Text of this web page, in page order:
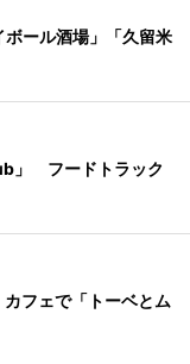
ール酒場」「久留米
」 フードトラック
フェで「トーベとム